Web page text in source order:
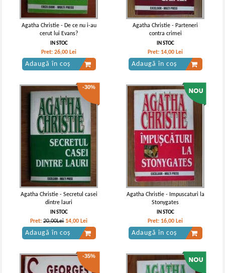
Agatha Christie - De ce nu i-au
cerut lui Evans?
IN STOC
Pret:26,00 Lei
Adaugă în coș
Agatha Christie - Parteneri
contra crimei
IN STOC
Pret: 14,00 Lei
Adaugă în coș
-30%
Agatha Christie - Secretul casei
dintre lauri
IN STOC
Pret:20,00Lei 14,00 Lei
Adaugă în coș
Agatha Christie - Impuscaturi la
Stonygates
IN STOC
Pret: 16,00 Lei
Adaugă în coș
-35%